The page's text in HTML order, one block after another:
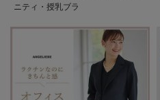
ニティ・授乳ブラ